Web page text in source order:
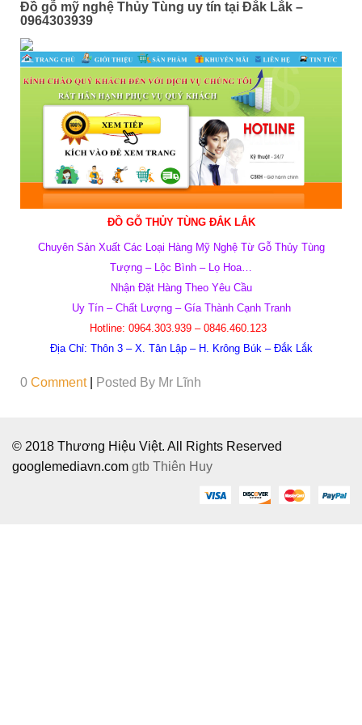
Đồ gỗ mỹ nghệ Thủy Tùng uy tín tại Đắk Lắk –
0964303939
ĐỒ GỖ THỦY TÙNG ĐẮK LẮK
Chuyên Sản Xuất Các Loại Hàng Mỹ Nghệ Từ Gỗ Thủy Tùng
Tượng – Lộc Bình – Lọ Hoa…
Nhận Đặt Hàng Theo Yêu Cầu
Uy Tín – Chất Lượng – Gía Thành Cạnh Tranh
Hotline: 0964.303.939 – 0846.460.123
Địa Chỉ: Thôn 3 – X. Tân Lập – H. Krông Búk – Đắk Lắk
0 Comment Posted By Mr Lĩnh
© 2018 Thương Hiệu Việt. All Rights Reserved
googlemediavn.com gtb Thiên Huy